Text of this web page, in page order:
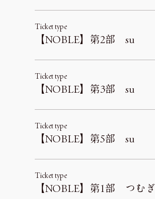
Ticket type
【NOBLE】第2部 su
Ticket type
【NOBLE】第3部 su
Ticket type
【NOBLE】第5部 su
Ticket type
【NOBLE】第1部 つむぎ